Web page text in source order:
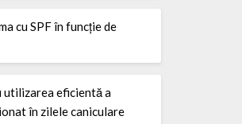
cu SPF în funcție de
eficientă a
în zilele caniculare